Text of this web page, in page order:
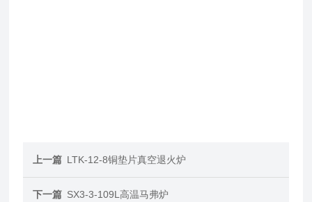
上一篇 LTK-12-8铜垫片真空退火炉
下一篇 SX3-3-109L高温马弗炉